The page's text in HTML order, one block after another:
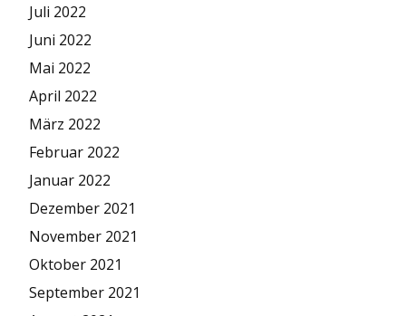
Juli 2022
Juni 2022
Mai 2022
April 2022
März 2022
Februar 2022
Januar 2022
Dezember 2021
November 2021
Oktober 2021
September 2021